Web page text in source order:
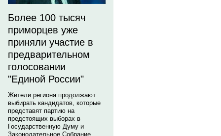
Более 100 тысяч
приморцев уже
приняли участие в
предварительном
голосовании
"Единой России"
Жители региона продолжают
выбирать кандидатов, которые
представят партию на
предстоящих выборах в
Государственную Думу и
Законодательное Собрание